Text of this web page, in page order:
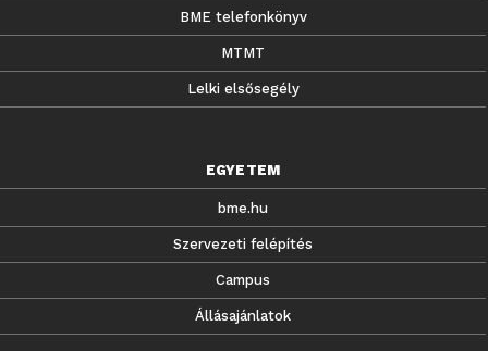
BME telefonkönyv
MTMT
Lelki elsősegély
EGYETEM
bme.hu
Szervezeti felépítés
Campus
Állásajánlatok